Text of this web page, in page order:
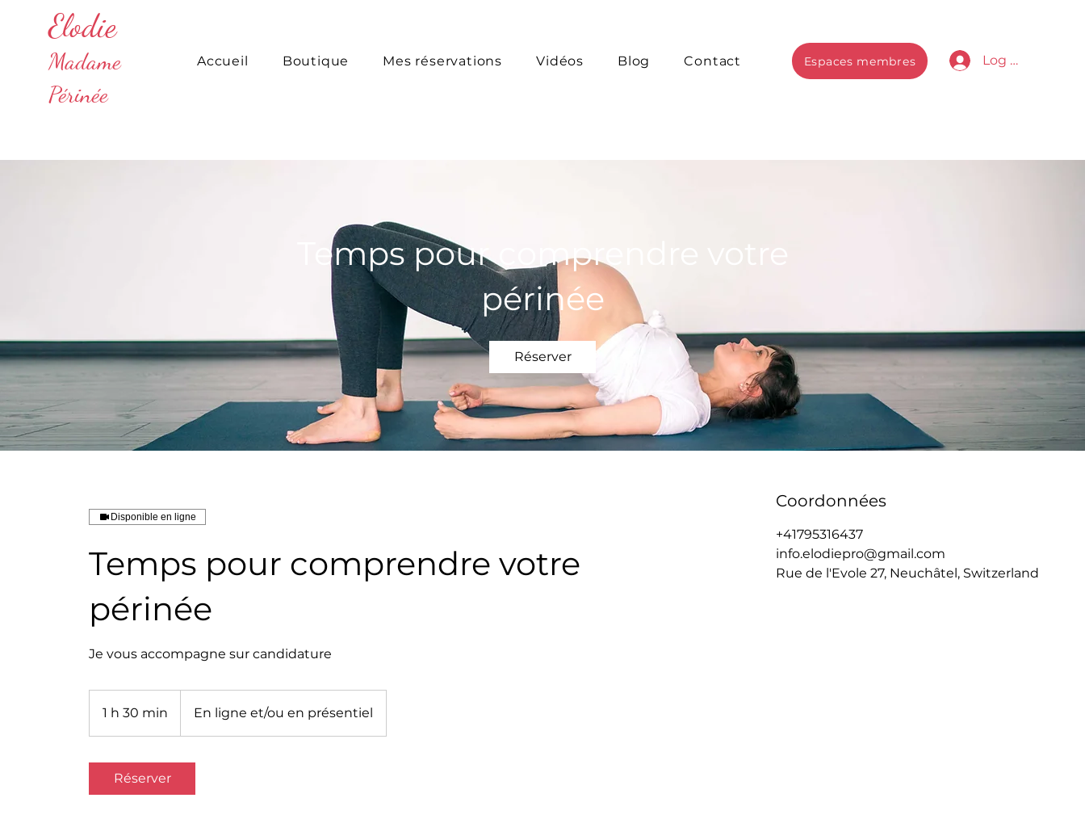
Elodie
Madame
Périnée
Accueil Boutique Mes réservations Vidéos Blog Contact Espaces membres Log In
Temps pour comprendre votre
périnée
Réserver
Disponible en ligne
Temps pour comprendre votre
périnée
Je vous accompagne sur candidature
1 h 30 min
3
En ligne et/ou en présentiel
Réserver
Coordonnées
+41795316437
info.elodiepro@gmail.com
Rue de l'Evole 27, Neuchâtel, Switzerland